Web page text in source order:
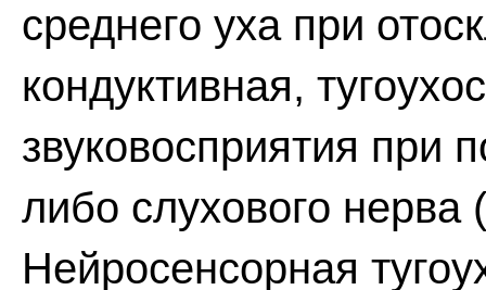
среднего уха при
кондуктивная,
звуковосприятия при
либо слухового нерва
Нейросенсорная